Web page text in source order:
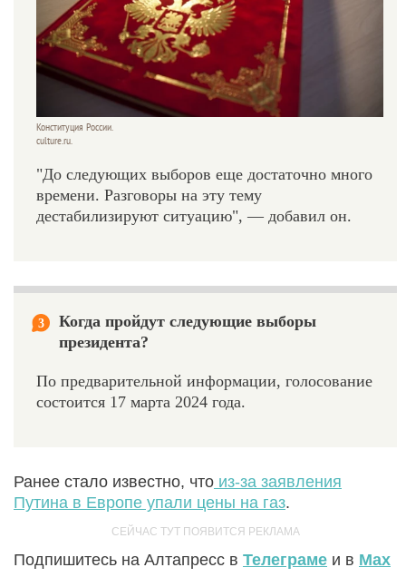
Конституция России.
culture.ru.
"До следующих выборов еще достаточно много
времени. Разговоры на эту тему
дестабилизируют ситуацию", — добавил он.
3
Когда пройдут следующие выборы
президента?
По предварительной информации, голосование
состоится 17 марта 2024 года.
Ранее стало известно, что из-за заявления
Путина в Европе упали цены на газ.
Подпишитесь на Алтапресс в Телеграме и в Max